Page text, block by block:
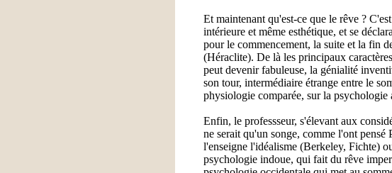
Et maintenant qu'est-ce que le rêve ?
intérieure et même esthétique, et se
pour le commencement, la suite et la fin
(Héraclite). De là les principaux
peut devenir fabuleuse, la génialité
son tour, intermédiaire étrange entre le
physiologie comparée, sur la
Enfin, le professseur, s'élevant aux
ne serait qu'un songe, comme l'ont
l'enseigne l'idéalisme (Berkeley, Fichte)
psychologie indoue, qui fait du rêve